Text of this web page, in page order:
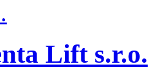
Lift s.r.o.